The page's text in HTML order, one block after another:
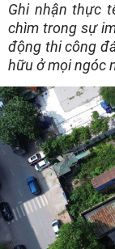
Ghi nhận thực
chìm trong sự
động thi công
hữu ở mọi ngóc